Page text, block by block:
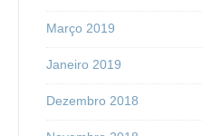
Março 2019
Janeiro 2019
Dezembro 2018